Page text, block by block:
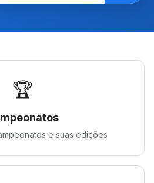
🏆
e suas edições